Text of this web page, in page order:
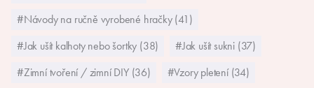
#Návody na ručně vyrobené hračky (41)
#Jak ušít kalhoty nebo šortky (38)
#Jak ušít sukni (37)
#Zimní tvoření / zimní DIY (36)
#Vzory pletení (34)